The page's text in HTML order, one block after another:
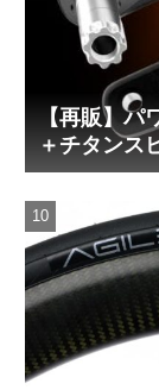
【再販】
＋チタンス
円！